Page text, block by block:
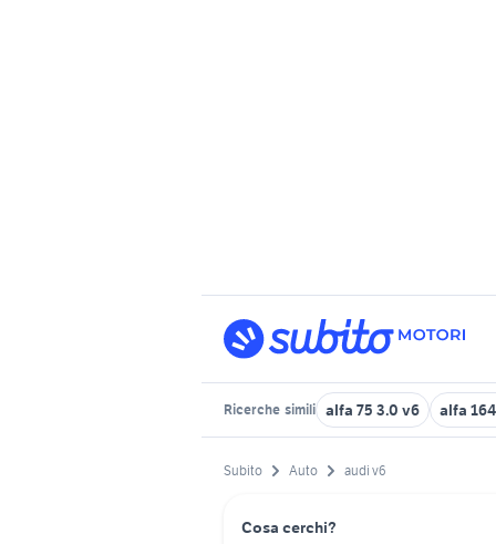
Ricerche simili alfa 75 3.0 v6 alfa
Subito Auto audi v6
Cosa cerchi?